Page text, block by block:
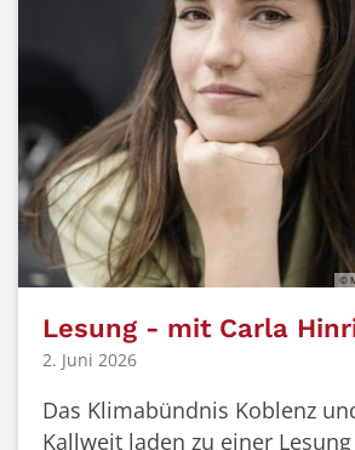
©
Lesung - mit Carla
2. Juni 2026
Das Klimabündnis Koblenz
Kallweit laden zu einer